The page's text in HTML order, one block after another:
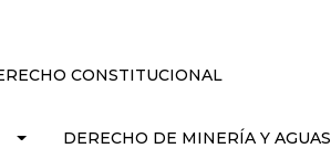
CONSTITUCIONAL
DERECHO DE MINERÍA Y AGUAS